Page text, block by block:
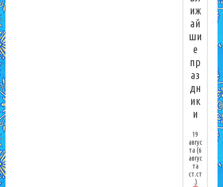
иж
ай
ши
е
пр
аз
дн
ик
и
19
авгус
та(6
авгус
та
ст.ст
.)